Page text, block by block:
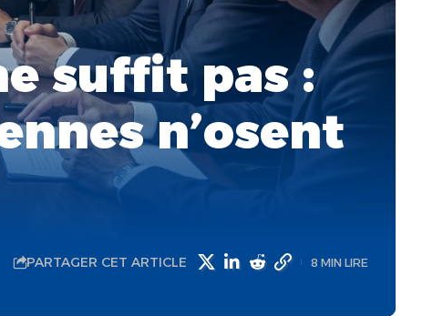
suffit pas :
n’osent
PARTAGER CET ARTICLE 8 MIN LIRE